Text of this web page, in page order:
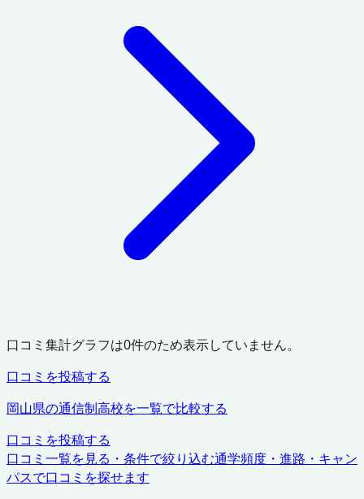
口コミ集計グラフは0件のため表示していません。
口コミを投稿する
岡山県の通信制高校を一覧で比較する
口コミを投稿する
口コミ一覧を見る・条件で絞り込む通学頻度・進路・キャン
パスで口コミを探せます